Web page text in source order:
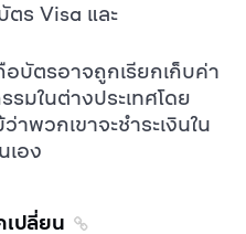
ตร Visa และ
บัตรอาจถูกเรียกเก็บค่า
มในต่างประเทศโดย
พวกเขาจะชำระเงินใน
เอง
ปลี่ยน